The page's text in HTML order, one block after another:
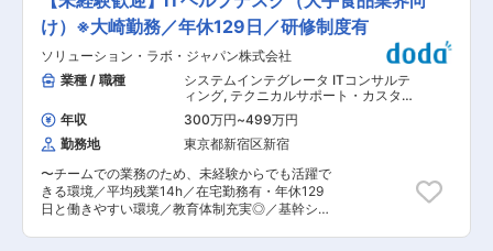
範囲：会社の定める業務
ついて： 自動車業界はCASE（コネクテッド・自
動運転・シェアリング・電動化）に代表される新
たな技術・サービスの時代に突入し、Hondaとし
ても新たなモビリティサービスの価値創出に向け
た取り組みを加速しています。 Hondaでは2030
年ビジョンとして「すべての人に、『生活の可能
性が拡がる喜び』を提供する」こと、そして「世
界中の一人ひとりの『移動』と『暮らし』の進化
をリードする」を掲げ、21世紀の活動指針として
「喜びの創造」「喜びの拡大」「喜びを次世代
へ」の 3つの視点を定めています。 ■勤務地補
足： 記載の勤務地は初任地となります。その後
ります。
行、さらにはモダナイゼーションまで担うプロジ
ェクトが急増しています。AWSアドバンストティ
アパートナーとして高い技術評価を受ける当社で
は、案件の上流から価値提供に責任を持つ体制を
強化するため、クラウド領域のPM／デリバリー
責任者を募集します。 ■業務概要 AWSを中心と
したクラウドインフラ導入プロジェクトにおい
て、提案から運用まで一貫してプロジェクトを統
括。 顧客と向き合いながら、品質・価値に責任を
持つPMとしてご活躍いただきます。 ■職務詳細
・クラウド案件の提案、見積、計画策定 ・要件定
義、基本／詳細設計の統括 ・構築、テスト、移行
フェーズの進行管理 ・運用設計、運用フェーズの
マネジメント ・品質／コスト／スケジュール管理
け）※大崎勤務／年休129日／研修制度有
ソリューション・ラボ・ジャパン株式会社
業種 / 職種
システムインテグレータ ITコンサルテ
ィング, テクニカルサポート・カスタマ
ーサポート（IT製品） ヘルプデスク
年収 300万円~499万円
勤務地
東京都新宿区新宿
〜チームでの業務のため、未経験からでも活躍で
きる環境／平均残業14h／在宅勤務有・年休129
日と働きやすい環境／教育体制充実◎／基幹シス